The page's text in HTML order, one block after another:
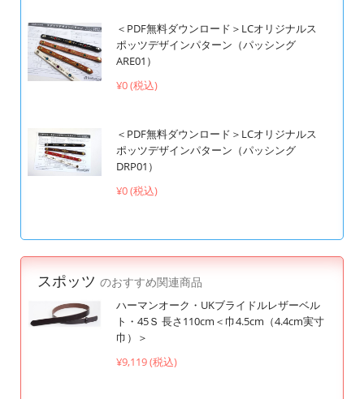
＜PDF無料ダウンロード＞LCオリジナルス
ポッツデザインパターン（パッシング
ARE01）
¥0 (税込)
＜PDF無料ダウンロード＞LCオリジナルス
ポッツデザインパターン（パッシング
DRP01）
¥0 (税込)
スポッツ のおすすめ関連商品
ハーマンオーク・UKブライドルレザーベル
ト・45Ｓ 長さ110cm＜巾4.5cm（4.4cm実寸
巾）＞
¥9,119 (税込)